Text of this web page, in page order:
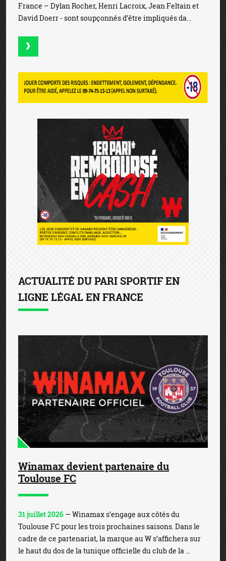
France – Dylan Rocher, Henri Lacroix, Jean Feltain et
David Doerr - sont soupçonnés d’être impliqués da...
ACTUALITÉ DU PARI SPORTIF EN
LIGNE LÉGAL EN FRANCE
Winamax devient partenaire du
Toulouse FC
31 juillet 2026 — Winamax s’engage aux côtés du
Toulouse FC pour les trois prochaines saisons. Dans le
cadre de ce partenariat, la marque au W s’affichera sur
le haut du dos de la tunique officielle du club de la ...